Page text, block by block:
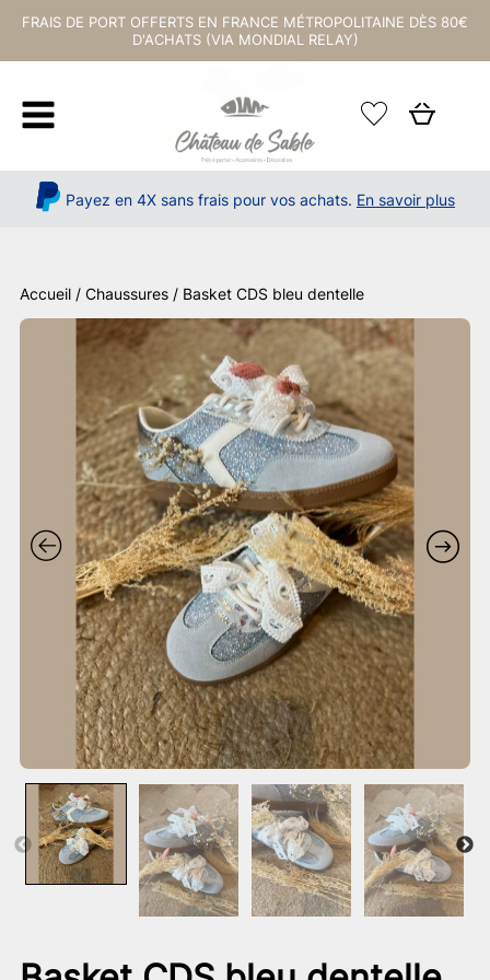
FRAIS DE PORT OFFERTS EN FRANCE MÉTROPOLITAINE DÈS 80€
D'ACHATS (VIA MONDIAL RELAY)
Payez en 4X sans frais pour vos achats. En savoir plus
Accueil / Chaussures / Basket CDS bleu dentelle